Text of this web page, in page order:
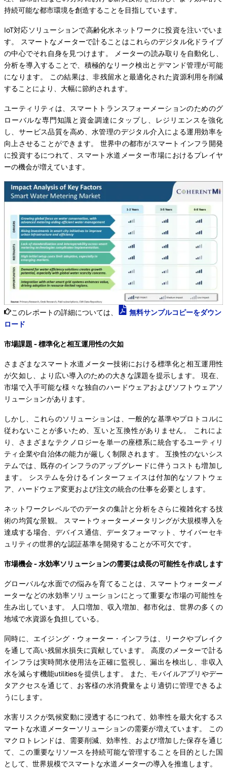
持続可能な都市環境を創造することを目指しています。
IoT対応ソリューションで高齢化水ネットワークに投資を注いでいま
す。 スマートなメーターで計ることはこれらのデジタル化ドライブ
の中心でそれ自身を見つけます。 メーターの読み取りを自動化し、
分析を導入することで、積極的なリーク検出とデマンド管理が可能
になります。 この結果は、非残留水と最適化された資源利用を削減
することにより、大幅に節約されます。
ユーティリティは、スマートトランスフォーメーションのためのグ
ローバルな専門知識と資金調達にタップし、レジリエンスを強化
し、サービス品質を高め、水管理のデジタル介入による運用効率を
向上させることができます。 世界中の都市がスマートインフラ開発
に投資するにつれて、スマート水道メーター市場におけるプレイヤ
ーの機会が増えています。
このレポートの詳細については、
無料サンプルコピーをダウン
ロード
市場課題 - 標準化と相互運用性の欠如
さまざまなスマート水道メーター技術における標準化と相互運用性
が欠如し、より広い導入のための大きな課題を提示します。 現在、
市場で入手可能な様々な独自のハードウェアおよびソフトウェアソ
リューションがあります。
しかし、これらのソリューションは、一般的な基準やプロトコルに
従わないことが多いため、互いと互換性がありません。 これによ
り、さまざまなテクノロジーを単一の座標系に統合するユーティリ
ティ企業や自治体の能力が厳しく制限されます。 互換性のないシス
テムでは、既存のインフラのアップグレードに伴うコストも増加し
ます。 システムを分けるインターフェイスは付加的なソフトウェ
ア、ハードウェア変更および注文の統合の仕事を必要とします。
ネットワークレベルでのデータの集計と分析をさらに複雑化する技
術の均質な景観。 スマートウォーターメータリングが大規模導入を
達成する場合、デバイス通信、データフォーマット、サイバーセキ
ュリティの世界的な認証基準を開発することが不可欠です。
市場機会 - 水効率ソリューションの需要は成長の可能性を作成します
グローバルな水面での悩みを育てることは、スマートウォーターメ
ーターなどの水効率ソリューションにとって重要な市場の可能性を
生み出しています。 人口増加、収入増加、都市化は、世界の多くの
地域で水資源を負担している。
同時に、エイジング・ウォーター・インフラは、リークやブレイク
を通して高い残留水損失に貢献しています。 高度のメーターで計る
インフラは実時間水使用法を正確に監視し、漏出を検出し、非収入
水を減らす機能utilitiesを提供します。 また、モバイルアプリやデー
タアクセスを通じて、お客様の水消費量をより適切に管理できるよ
うにします。
水害リスクが気候変動に浸透するにつれて、効率性を最大化するス
マートな水道メーターソリューションの需要が増えています。 この
マクロトレンドは、需要削減、効率性、および増加した保存を通じ
て、この重要なリソースを持続可能な管理することを目的とした国
として、世界規模でスマートな水道メーターの導入を推進します。